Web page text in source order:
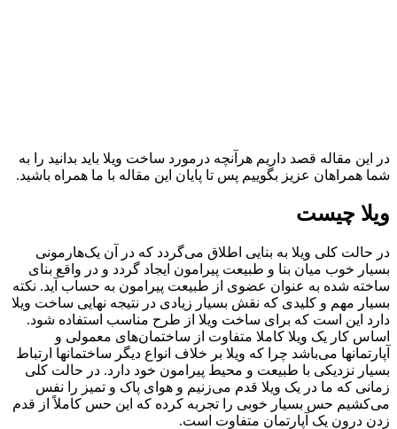
در این مقاله قصد داریم هرآنچه درمورد ساخت ویلا باید بدانید را به
شما همراهان عزیز بگوییم پس تا پایان این مقاله با ما همراه باشید.
ویلا چیست
در حالت کلی ویلا به بنایی اطلاق می‌گردد که در آن یک‌هارمونی
بسیار خوب میان بنا و طبیعت پیرامون ایجاد گردد و در واقع بنای
ساخته شده به عنوان عضوی از طبیعت پیرامون به حساب آید. نکته
بسیار مهم و کلیدی که نقش بسیار زیادی در نتیجه نهایی ساخت ویلا
دارد این است که برای ساخت ویلا از طرح مناسب استفاده شود.
اساس کار یک ویلا کاملا متفاوت از ساختمان‌های معمولی و
آپارتمانها می‌باشد چرا که ویلا بر خلاف انواع دیگر ساختمانها ارتباط
بسیار نزدیکی با طبیعت و محیط پیرامون خود دارد. در حالت کلی
زمانی که ما در یک ویلا قدم می‌زنیم و هوای پاک و تمیز را نفس
می‌کشیم حس بسیار خوبی را تجربه کرده که این حس کاملاً از قدم
زدن درون یک آپارتمان متفاوت است.